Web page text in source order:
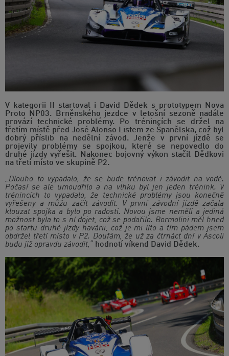
V kategorii II startoval i David Dědek s prototypem Nova
Proto NP03. Brněnského jezdce v letošní sezoně nadále
provází technické problémy. Po trénincích se držel na
třetím místě před José Alonso Listem ze Španělska, což byl
dobrý příslib na nedělní závod. Jenže v první jízdě se
projevily problémy se spojkou, které se nepovedlo do
druhé jízdy vyřešit. Nakonec bojovný výkon stačil Dědkovi
na třetí místo ve skupině P2.
„Dlouho to vypadalo, že se bude trénovat i závodit na vodě.
Počasí se ale umoudřilo a na vlhku byl jen jeden trénink. V
trénincích to vypadalo, že technické problémy jsou konečně
vyřešeny a můžu začít závodit. V první závodní jízdě začala
klouzat spojka a bylo po radosti. Novou jsme neměli a jediná
možnost byla to s ní dojet, což se podařilo. Bormolini měl hned
po startu druhé jízdy havárii, což je mi líto a tím pádem jsem
obdržel třetí místo v P2. Doufám, že už za čtrnáct dní v Ascoli
budu již opravdu závodit,“ hodnotí víkend David Dědek.